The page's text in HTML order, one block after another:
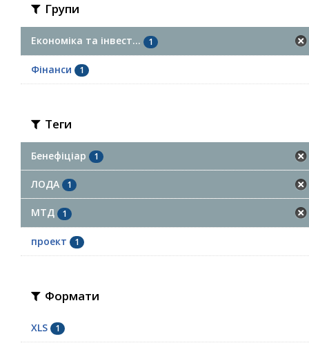
Групи
Економіка та інвест... 1
Фінанси 1
Теги
Бенефіціар 1
ЛОДА 1
МТД 1
проект 1
Формати
XLS 1